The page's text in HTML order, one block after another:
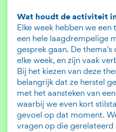
Wat houdt de activiteit
Elke week hebben we
een hele laagdrempelige
gesprek gaan. De
elke week, en zijn vaak
Bij het kiezen van deze
belangrijk dat ze herstel
met het aansteken van
waarbij we even kort
gevoel op dat moment.
vragen op die gerelateerd